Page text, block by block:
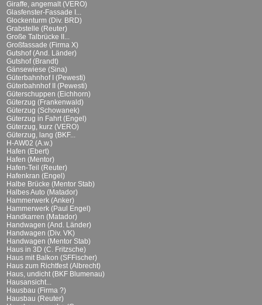
Giraffe, angemalt (VERO)
Glasfenster-Fassade I...
Glockenturm (Div. BRD)
Grabstelle (Reuter)
Große Talbrücke II...
Großfassade (Firma X)
Gutshof (And. Länder)
Gutshof (Brandt)
Gänsewiese (Sina)
Güterbahnhof I (Pewesti)
Güterbahnhof II (Pewesti)
Güterschuppen (Eichhorn)
Güterzug (Frankenwald)
Güterzug (Schowanek)
Güterzug in Fahrt (Engel)
Güterzug, kurz (VERO)
Güterzug, lang (BKF...
H-AW02 (A.w.)
Hafen (Ebert)
Hafen (Mentor)
Hafen-Teil (Reuter)
Hafenkran (Engel)
Halbe Brücke (Mentor Stab)
Halbes Auto (Matador)
Hammerwerk (Anker)
Hammerwerk (Paul Engel)
Handkarren (Matador)
Handwagen (And. Länder)
Handwagen (Div. VK)
Handwagen (Mentor Stab)
Haus in 3D (C. Fritzsche)
Haus mit Balkon (SFFischer)
Haus zum Richtfest (Albrecht)
Haus, undicht (BKF Blumenau)
Hausansicht...
Hausbau (Firma ?)
Hausbau (Reuter)